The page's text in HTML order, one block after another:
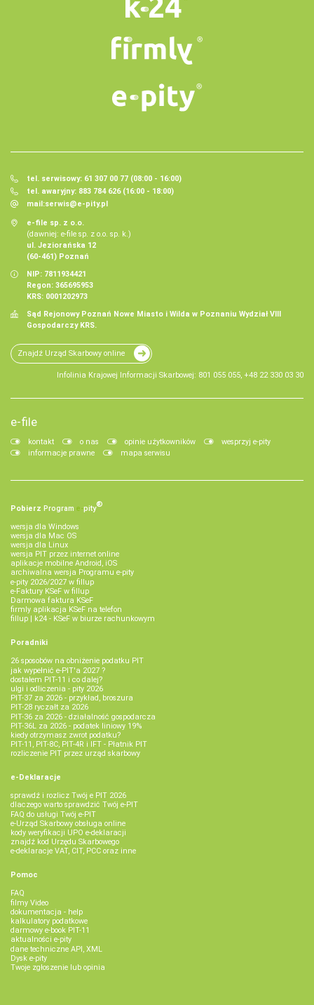
tel. serwisowy: 61 307 00 77 (08:00 - 16:00)
tel. awaryjny: 883 784 626 (16:00 - 18:00)
mail:serwis@e-pity.pl
e-file sp. z o.o.
(dawniej: e-file sp. z o.o. sp. k.)
ul. Jeziorańska 12
(60-461) Poznań
NIP: 7811934421
Regon: 365695953
KRS: 0001202973
Sąd Rejonowy Poznań Nowe Miasto i Wilda w Poznaniu Wydział VIII
Gospodarczy KRS.
Znajdź Urząd Skarbowy online
Infolinia Krajowej Informacji Skarbowej: 801 055 055, +48 22 330 03 30
e-file
kontakt o nas opinie użytkowników
wesprzyj e-pity
informacje prawne
mapa serwisu
Pobierz Program e‑pity®
wersja dla Windows
wersja dla Mac OS
wersja dla Linux
wersja PIT przez internet online
aplikacje mobilne Android, iOS
archiwalna wersja Programu e-pity
e-pity 2026/2027 w fillup
e‑Faktury KSeF w fillup
Darmowa faktura KSeF
firmly aplikacja KSeF na telefon
fillup | k24 - KSeF w biurze rachunkowym
Poradniki
26 sposobów na obniżenie podatku PIT
jak wypełnić e-PIT'a 2027 ?
dostałem PIT-11 i co dalej?
ulgi i odliczenia - pity 2026
PIT-37 za 2026 - przykład, broszura
PIT-28 ryczałt za 2026
PIT-36 za 2026 - działalność gospodarcza
PIT-36L za 2026 - podatek liniowy 19%
kiedy otrzymasz zwrot podatku?
PIT-11, PIT-8C, PIT-4R i IFT - Płatnik PIT
rozliczenie PIT przez urząd skarbowy
e-Deklaracje
sprawdź i rozlicz Twój e PIT 2026
dlaczego warto sprawdzić Twój e-PIT
FAQ do usługi Twój e-PIT
e-Urząd Skarbowy obsługa online
kody weryfikacji UPO e-deklaracji
znajdź kod Urzędu Skarbowego
e-deklaracje VAT, CIT, PCC oraz inne
Pomoc
FAQ
filmy Video
dokumentacja - help
kalkulatory podatkowe
darmowy e-book PIT-11
aktualności e-pity
dane techniczne API, XML
Dysk e-pity
Twoje zgłoszenie lub opinia